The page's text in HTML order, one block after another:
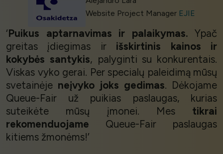
Website Project Manager EJIE
‘Puikus aptarnavimas ir palaikymas. Ypač
greitas įdiegimas ir išskirtinis kainos ir
kokybės santykis, palyginti su konkurentais.
Viskas vyko gerai. Per specialų paleidimą mūsų
svetainėje neįvyko joks gedimas. Dėkojame
Queue-Fair už puikias paslaugas, kurias
suteikėte mūsų įmonei. Mes tikrai
rekomenduojame Queue-Fair paslaugas
kitiems žmonėms!’